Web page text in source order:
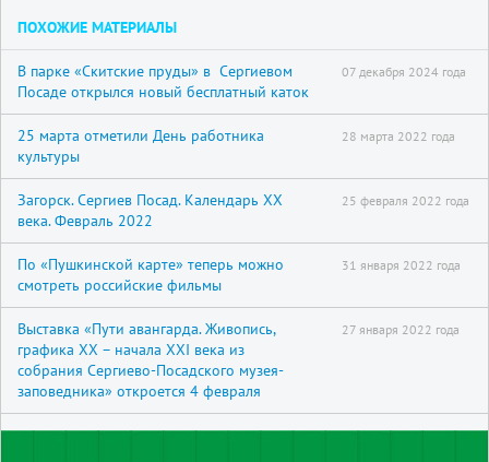
ПОХОЖИЕ МАТЕРИАЛЫ
В парке «Скитские пруды» в Сергиевом
Посаде открылся новый бесплатный каток
07 декабря 2024 года
25 марта отметили День работника
культуры
28 марта 2022 года
Загорск. Сергиев Посад. Календарь XX
века. Февраль 2022
25 февраля 2022 года
По «Пушкинской карте» теперь можно
смотреть российские фильмы
31 января 2022 года
Выставка «Пути авангарда. Живопись,
графика XX – начала XXI века из
собрания Сергиево-Посадского музея-
заповедника» откроется 4 февраля
27 января 2022 года